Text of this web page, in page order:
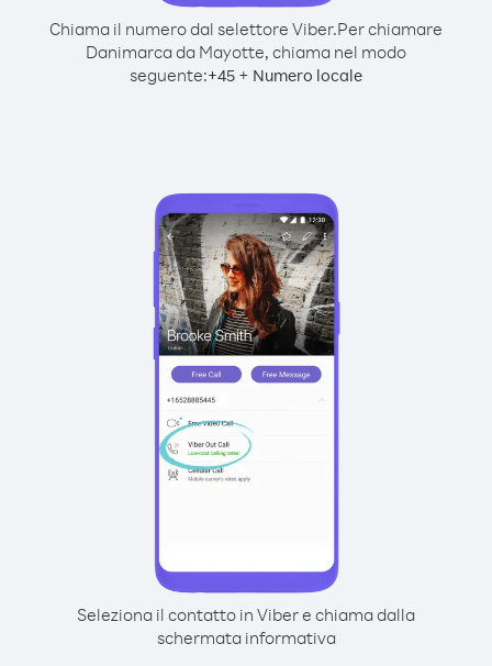
Chiama il numero dal selettore Viber.Per chiamare
Danimarca da Mayotte, chiama nel modo
seguente:+45 + Numero locale
Seleziona il contatto in Viber e chiama dalla
schermata informativa